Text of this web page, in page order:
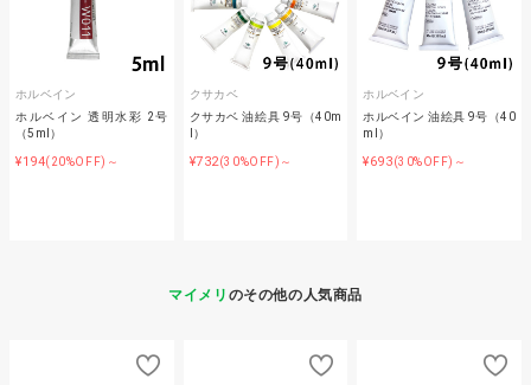
ホルベイン
ホルベイン 透明水彩 2号
（5ml）
¥194(20%OFF)～
クサカベ
クサカベ 油絵具 9号（40m
l）
¥732(30%OFF)～
ホルベイン
ホルベイン 油絵具 9号（40
ml）
¥693(30%OFF)～
マイメリ のその他の人気商品